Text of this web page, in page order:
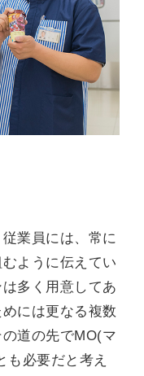
業員には、常に
ように伝えてい
多く用意してあ
には更なる複数
道の先でMO(マ
も必要だと考え